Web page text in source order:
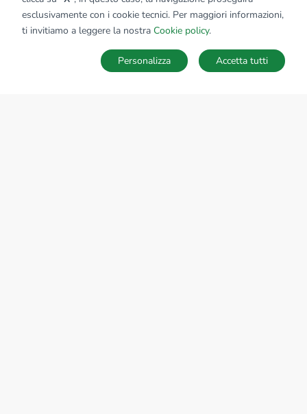
SALVA RICERCA
esclusivamente con i cookie tecnici. Per maggiori informazioni,
ti invitiamo a leggere la nostra Cookie policy.
Accetta tutti
Personalizza